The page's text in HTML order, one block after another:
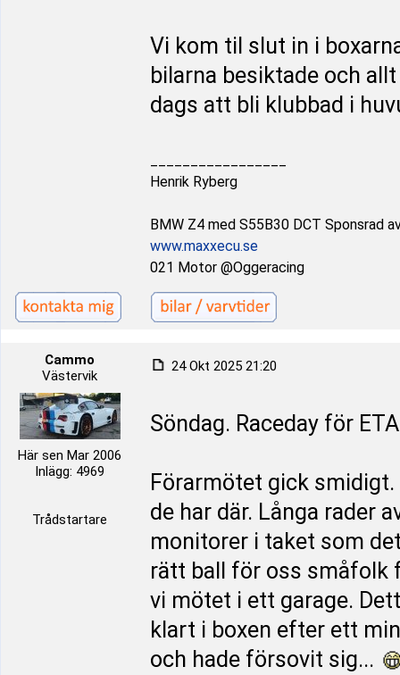
Vi kom til slut in i
bilarna besiktade och
dags att bli klubbad i
Henrik Ryberg
BMW Z4 med S55B30 DCT Sponsrad
www.maxxecu.se
021 Motor @Oggeracing
Cammo
Västervik
Här sen Mar 2006
Inlägg: 4969
Trådstartare
24 Okt 2025 21:20
Söndag. Raceday för
Förarmötet gick
de har där. Långa rader
monitorer i taket som
rätt ball för oss småfolk
vi mötet i ett garage.
klart i boxen efter ett
och hade försovit sig...